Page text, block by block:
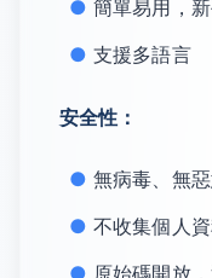
簡單易用，
支援多語言
安全性：
無病毒、無
不收集個人
原始碼開放